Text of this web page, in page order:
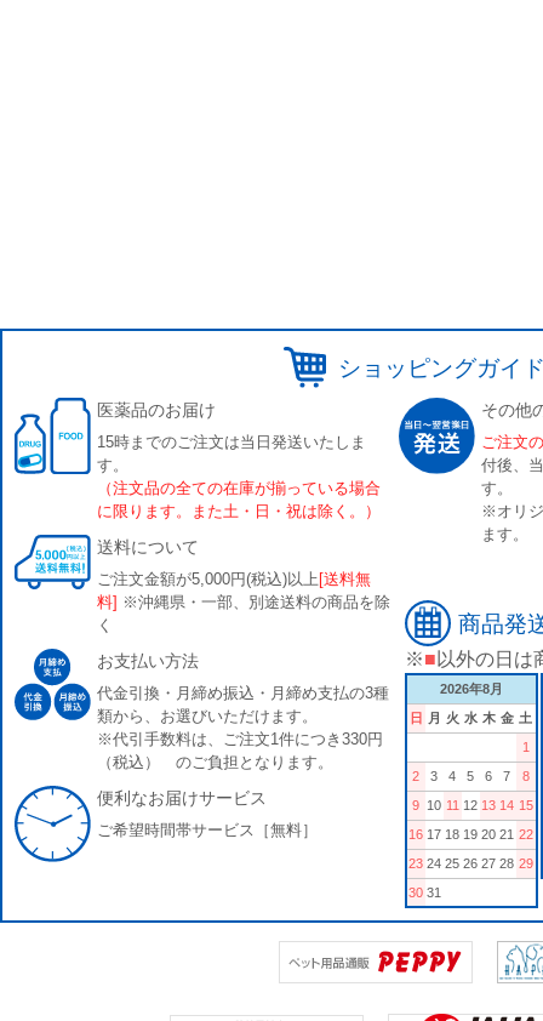
ショッピングガイ
医薬品のお届け
15時までのご注文は当日発送いたしま
す。
（注文品の全ての在庫が揃っている場合
に限ります。また土・日・祝は除く。）
送料について
ご注文金額が5,000円(税込)以上 [送料無
料] ※沖縄県・一部、別途送料の商品を除
く
お支払い方法
代金引換・月締め振込・月締め支払の3種
類から、お選びいただけます。
※代引手数料は、ご注文1件につき330円
（税込） のご負担となります。
便利なお届けサービス
ご希望時間帯サービス［無料］
その他
ご注文
付後、
す。
※オリ
ます。
商品発
※■ 以外の日は
2026年8月
日
月 火 水 木 金 土
1
2
3 4 5 6 7
8
9 10 11 12 13 14 15
16 17 18 19 20 21 22
23 24 25 26 27 28 29
30 31